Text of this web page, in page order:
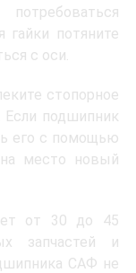
потяните
с оси.
стопорное
Если подшипник
его с помощью
на место новый
от 30 до 45
запчастей и
САФ не